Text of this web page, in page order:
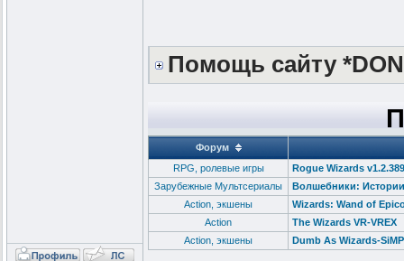
Помощь сайту
Форум
RPG, ролевые игры
Rogue Wizards
Зарубежные Мультсериалы
Волшебники:
Action, экшены
Wizards: Wand of
Action
The Wizards VR-VREX
Action, экшены
Dumb As Wizards-